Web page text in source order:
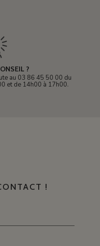
?
au 03 86 45 50 00 du
et de 14h00 à 17h00.
!